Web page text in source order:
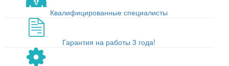
Квалифицированные специалисты
Гарантия на работы 3 года!